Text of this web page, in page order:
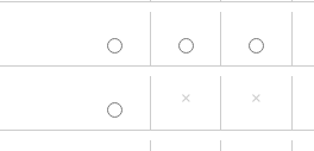
ショート丈/
L-LL(タグ1)
3L-4L(タグ
×
5L-6L(タグ
×
ショート丈/
L-LL(タグ1)
ショート丈/
3L-4L(タグ
ショート丈/
5L-6L(タグ